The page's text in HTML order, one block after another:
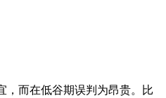
，而在低谷期误判为昂贵。比